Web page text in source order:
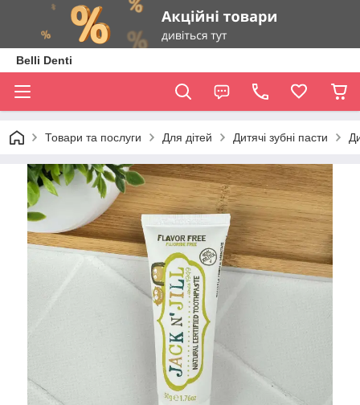
Belli Denti
Товари та послуги Для дітей Дитячі зубні пасти